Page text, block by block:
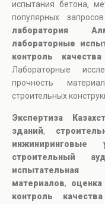
испытания бетона,
популярных
лаборатория
лабораторные
контроль
Лабораторные
прочность
строительных
Экспертиза
зданий,
инжиниринговые
строительный
испытательная
материалов,
контроль